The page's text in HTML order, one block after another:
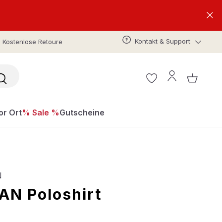
Kostenlose Retoure Kontakt & Support
Ort% Sale %Gutscheine
Poloshirt